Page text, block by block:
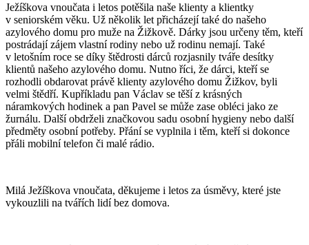
Ježíškova vnoučata i letos potěšila naše klienty a klientky
v seniorském věku. Už několik let přicházejí také do našeho
azylového domu pro muže na Žižkově. Dárky jsou určeny těm, kteří
postrádají zájem vlastní rodiny nebo už rodinu nemají. Také
v letošním roce se díky štědrosti dárců rozjasnily tváře desítky
klientů našeho azylového domu. Nutno říci, že dárci, kteří se
rozhodli obdarovat právě klienty azylového domu Žižkov, byli
velmi štědří. Kupříkladu pan Václav se těší z krásných
náramkových hodinek a pan Pavel se může zase obléci jako ze
žurnálu. Další obdrželi značkovou sadu osobní hygieny nebo další
předměty osobní potřeby. Přání se vyplnila i těm, kteří si dokonce
přáli mobilní telefon či malé rádio.
Milá Ježíškova vnoučata, děkujeme i letos za úsměvy, které jste
vykouzlili na tvářích lidí bez domova.